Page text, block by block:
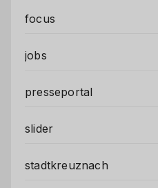
focus
jobs
presseportal
slider
stadtkreuznach